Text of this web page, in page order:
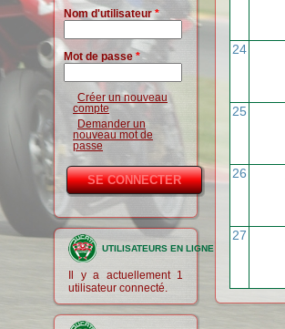
Nom d'utilisateur*
Mot de passe *
Créer un nouveau
compte
Demander un
nouveau mot de
passe
UTILISATEURS EN LIGNE
Il y a actuellement 1
utilisateur connecté.
24
25
26
27